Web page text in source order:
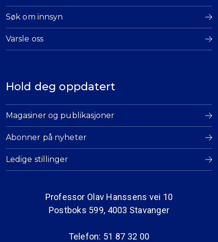
Søk om innsyn
Varsle oss
Hold deg oppdatert
Magasiner og publikasjoner
Abonner på nyheter
Ledige stillinger
Professor Olav Hanssens vei 10
Postboks 599, 4003 Stavanger
Telefon: 51 87 32 00